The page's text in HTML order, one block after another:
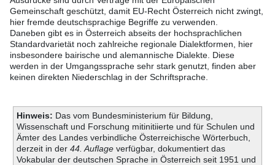
Gemeinschaft geschützt, damit EU-Recht Österreich nicht zwingt,
hier fremde deutschsprachige Begriffe zu verwenden.
Daneben gibt es in Österreich abseits der hochsprachlichen
Standardvarietät noch zahlreiche regionale Dialektformen, hier
insbesondere bairische und alemannische Dialekte. Diese
werden in der Umgangssprache sehr stark genutzt, finden aber
keinen direkten Niederschlag in der Schriftsprache.
Hinweis: Das vom Bundesministerium für Bildung,
Wissenschaft und Forschung mitinitiierte und für Schulen und
Ämter des Landes verbindliche Österreichische Wörterbuch,
derzeit in der 44. Auflageverfügbar, dokumentiert das
Vokabular der deutschen Sprache in Österreich seit 1951 und